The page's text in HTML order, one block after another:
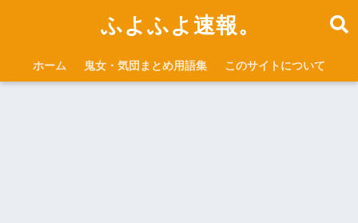
ふよふよ速報。
ホーム 鬼女・気団まとめ用語集 このサイトについて